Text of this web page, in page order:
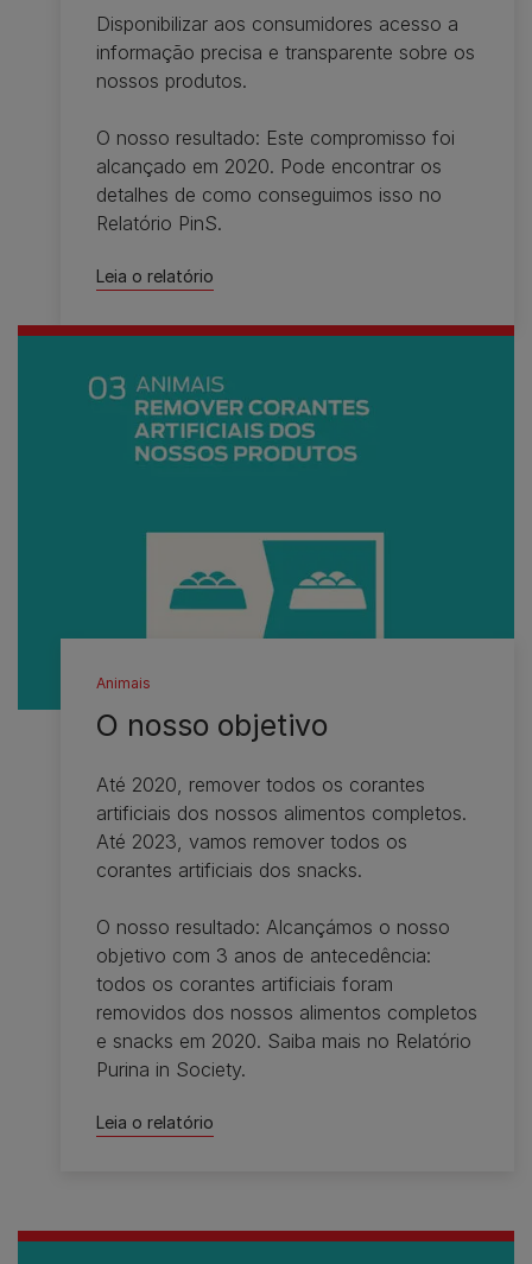
Disponibilizar aos consumidores acesso a
informação precisa e transparente sobre os
nossos produtos.
O nosso resultado: Este compromisso foi
alcançado em 2020. Pode encontrar os
detalhes de como conseguimos isso no
Relatório PinS.
Leia o relatório
Animais
O nosso objetivo
Até 2020, remover todos os corantes
artificiais dos nossos alimentos completos.
Até 2023, vamos remover todos os
corantes artificiais dos snacks.
O nosso resultado: Alcançámos o nosso
objetivo com 3 anos de antecedência:
todos os corantes artificiais foram
removidos dos nossos alimentos completos
e snacks em 2020. Saiba mais no Relatório
Purina in Society.
Leia o relatório